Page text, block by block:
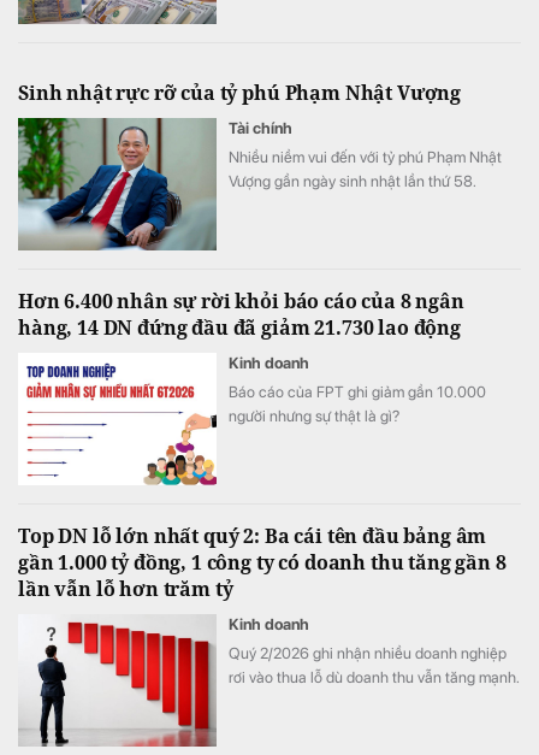
Sinh nhật rực rỡ của tỷ phú Phạm Nhật Vượng
Tài chính
Nhiều niềm vui đến với tỷ phú Phạm Nhật
Vượng gần ngày sinh nhật lần thứ 58.
Hơn 6.400 nhân sự rời khỏi báo cáo của 8 ngân
hàng, 14 DN đứng đầu đã giảm 21.730 lao động
Kinh doanh
Báo cáo của FPT ghi giảm gần 10.000
người nhưng sự thật là gì?
Top DN lỗ lớn nhất quý 2: Ba cái tên đầu bảng âm
gần 1.000 tỷ đồng, 1 công ty có doanh thu tăng gần 8
lần vẫn lỗ hơn trăm tỷ
Kinh doanh
Quý 2/2026 ghi nhận nhiều doanh nghiệp
rơi vào thua lỗ dù doanh thu vẫn tăng mạnh.